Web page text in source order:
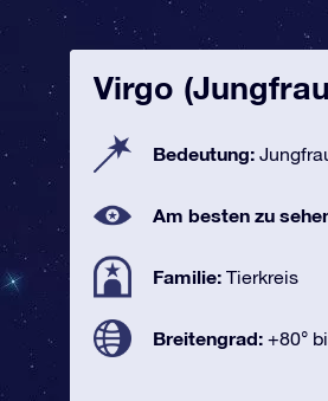
Virgo
Bedeutung:
Am besten zu
Familie: Tierkreis
Breitengrad: +80°